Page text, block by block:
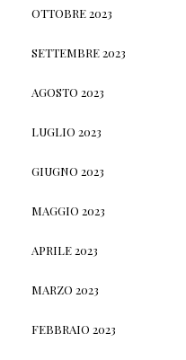
OTTOBRE 2023
SETTEMBRE 2023
AGOSTO 2023
LUGLIO 2023
GIUGNO 2023
MAGGIO 2023
APRILE 2023
MARZO 2023
FEBBRAIO 2023